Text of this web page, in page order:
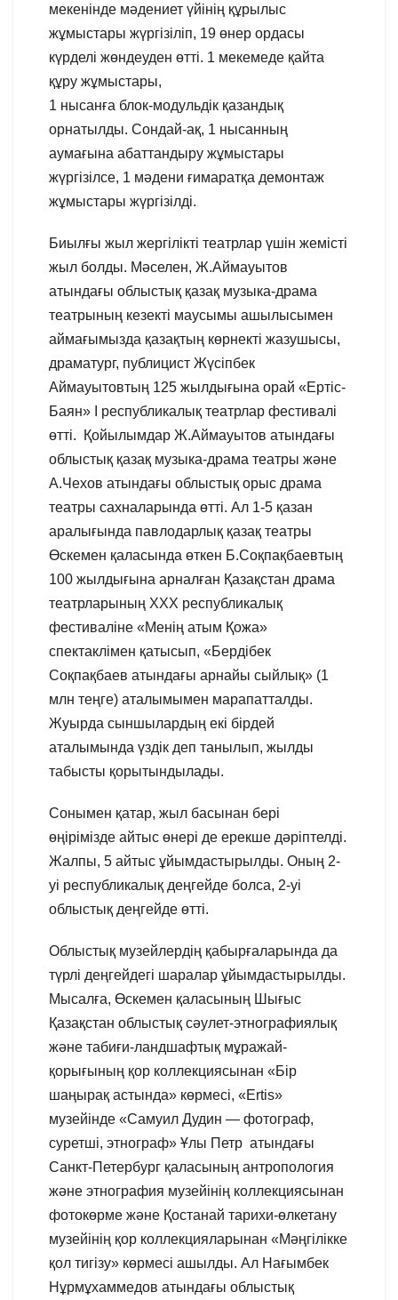
мекенінде мәдениет үйінің құрылыс
жұмыстары жүргізіліп, 19 өнер ордасы
күрделі жөндеуден өтті. 1 мекемеде қайта
құру жұмыстары,
1 нысанға блок-модульдік қазандық
орнатылды. Сондай-ақ, 1 нысанның
аумағына абаттандыру жұмыстары
жүргізілсе, 1 мәдени ғимаратқа демонтаж
жұмыстары жүргізілді.
Биылғы жыл жергілікті театрлар үшін жемісті
жыл болды. Мәселен, Ж.Аймауытов
атындағы облыстық қазақ музыка-драма
театрының кезекті маусымы ашылысымен
аймағымызда қазақтың көрнекті жазушысы,
драматург, публицист Жүсіпбек
Аймауытовтың 125 жылдығына орай «Ертіс-
Баян» I республикалық театрлар фестивалі
өтті. Қойылымдар Ж.Аймауытов атындағы
облыстық қазақ музыка-драма театры және
А.Чехов атындағы облыстық орыс драма
театры сахналарында өтті. Ал 1-5 қазан
аралығында павлодарлық қазақ театры
Өскемен қаласында өткен Б.Соқпақбаевтың
100 жылдығына арналған Қазақстан драма
театрларының ХХХ республикалық
фестиваліне «Менің атым Қожа»
спектаклімен қатысып, «Бердібек
Соқпақбаев атындағы арнайы сыйлық» (1
млн теңге) аталымымен марапатталды.
Жуырда сыншылардың екі бірдей
аталымында үздік деп танылып, жылды
табысты қорытындылады.
Сонымен қатар, жыл басынан бері
өңірімізде айтыс өнері де ерекше дәріптелді.
Жалпы, 5 айтыс ұйымдастырылды. Оның 2-
уі республикалық деңгейде болса, 2-уі
облыстық деңгейде өтті.
Облыстық музейлердің қабырғаларында да
түрлі деңгейдегі шаралар ұйымдастырылды.
Мысалға, Өскемен қаласының Шығыс
Қазақстан облыстық сәулет-этнографиялық
және табиғи-ландшафтық мұражай-
қорығының қор коллекциясынан «Бір
шаңырақ астында» көрмесі, «Ertis»
музейінде «Самуил Дудин — фотограф,
суретші, этнограф» Ұлы Петр атындағы
Санкт-Петербург қаласының антропология
және этнография музейінің коллекциясынан
фотокөрме және Қостанай тарихи-өлкетану
музейінің қор коллекцияларынан «Мәңгілікке
қол тигізу» көрмесі ашылды. Ал Нағымбек
Нұрмұхаммедов атындағы облыстық